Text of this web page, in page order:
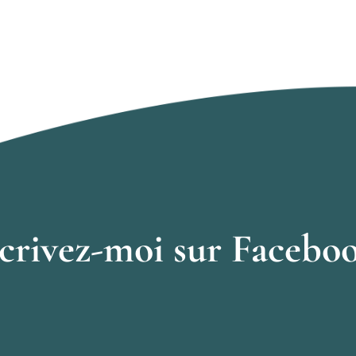
moi sur